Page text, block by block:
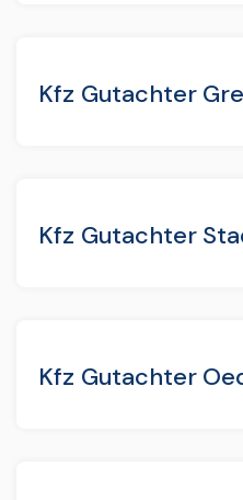
Kfz Gutachter
Kfz Gutachter
Kfz Gutachter